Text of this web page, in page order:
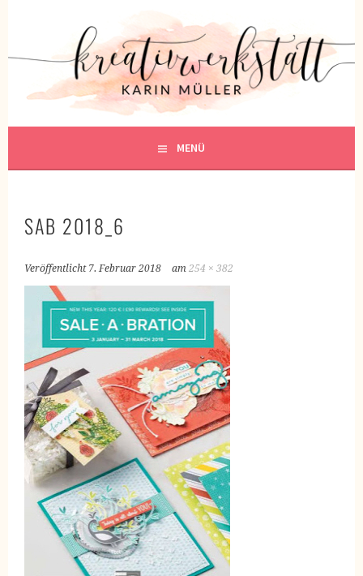
KREATIVWERKSTATT
KREATIV SEIN
MENÜ
SAB 2018_6
Veröffentlicht 7. Februar 2018 am254 × 382